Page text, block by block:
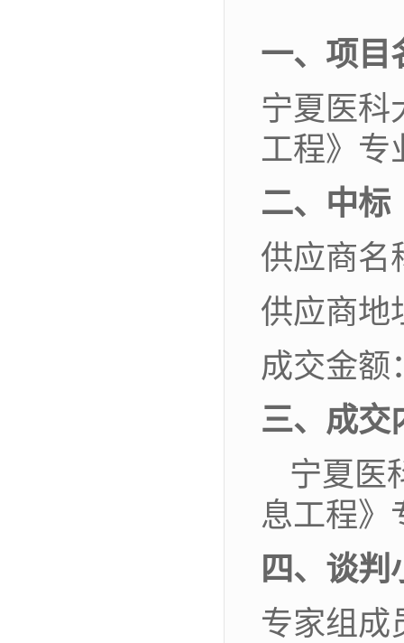
一、 项目
宁夏医科
工程》专
二、 中标
供应商名
供应商地
成交金额
三、 成交
宁夏医
息工程》
四、 谈判
专家组成